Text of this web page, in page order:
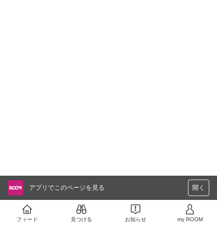
アプリでこのページを見る 開く
フィード 見つける お知らせ my ROOM